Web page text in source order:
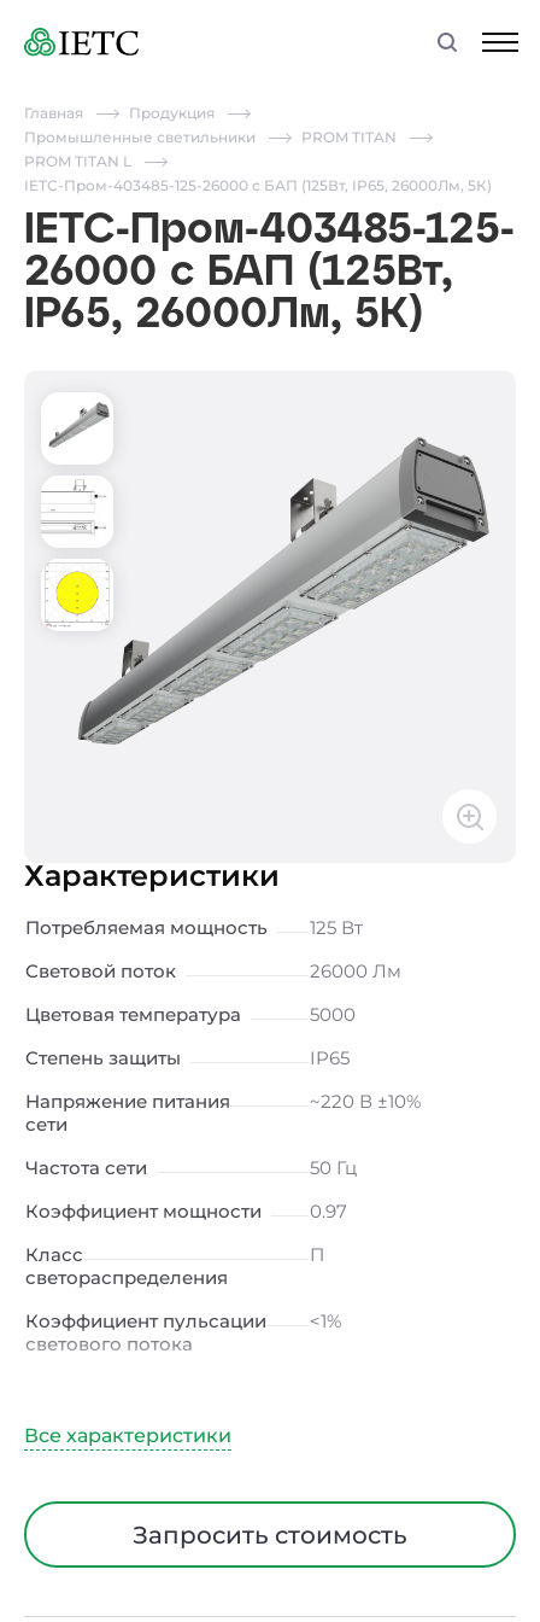
Главная
Продукция
Промышленные светильники
PROM TITAN
PROM TITAN L
IETC-Пром-403485-125-26000 с БАП (125Вт, IP65, 26000Лм, 5К)
IETC-Пром-403485-125-
26000 с БАП (125Вт,
IP65, 26000Лм, 5К)
Характеристики
Потребляемая мощность
125 Вт
Световой поток
26000 Лм
Цветовая температура
5000
Степень защиты
IP65
Напряжение питания
сети
~220 В ±10%
Частота сети
50 Гц
Коэффициент мощности
0.97
Класс
светораспределения
П
Коэффициент пульсации
светового потока
<1%
Тип кривой силы света
Климатическое
исполнениеЗапросить стоимость